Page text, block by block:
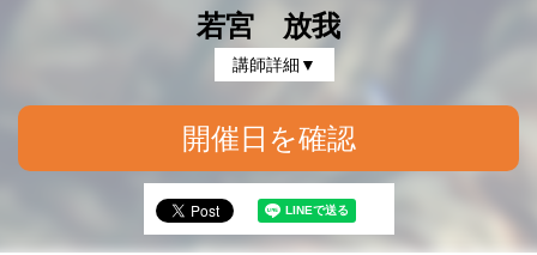
若宮 放我
講師詳細▼
開催日を確認